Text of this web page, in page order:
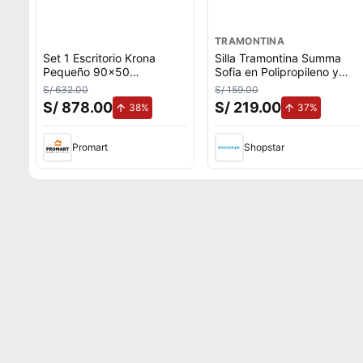
Set 1 Escritorio Krona
Pequeño 90x50
RovereBlanco y 1 Silla
Lacoste Beige Claro
Estructura Gris
S/ 632.00
S/ 878.00 38%
Promart
TRAMONTINA
Silla Tramontina Summa
Sofia en Polipropileno y
Fibra de Vidrio Blanco con
Respaldo Horizontal
S/ 159.00
S/ 219.00 37%
Shopstar